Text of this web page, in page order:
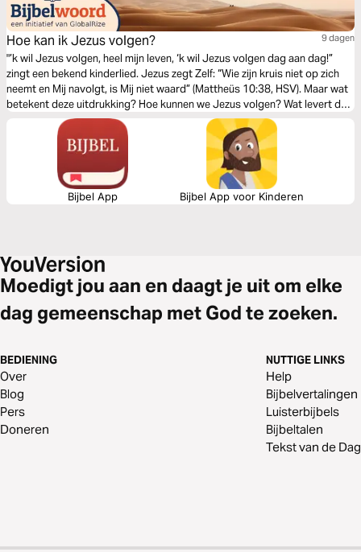
Hoe kan ik Jezus volgen? 9 dagen
"’k wil Jezus volgen, heel mijn leven, ‘k wil Jezus volgen dag aan dag!”
zingt een bekend kinderlied. Jezus zegt Zelf: “Wie zijn kruis niet op zich
neemt en Mij navolgt, is Mij niet waard” (Mattheüs 10:38, HSV). Maar wat
betekent deze uitdrukking? Hoe kunnen we Jezus volgen? Wat levert dat
op en wat kost het ons? Dit leesplan helpt je om een antwoord te vinden
op deze vragen.
Bijbel App Bijbel App voor Kinderen
Moedigt jou aan en daagt je uit om elke
dag gemeenschap met God te zoeken.
BEDIENING
Over
Blog
Pers
Doneren
NUTTIGE LINKS
Help
Bijbelvertalingen
Luisterbijbels
Bijbeltalen
Tekst van de Dag